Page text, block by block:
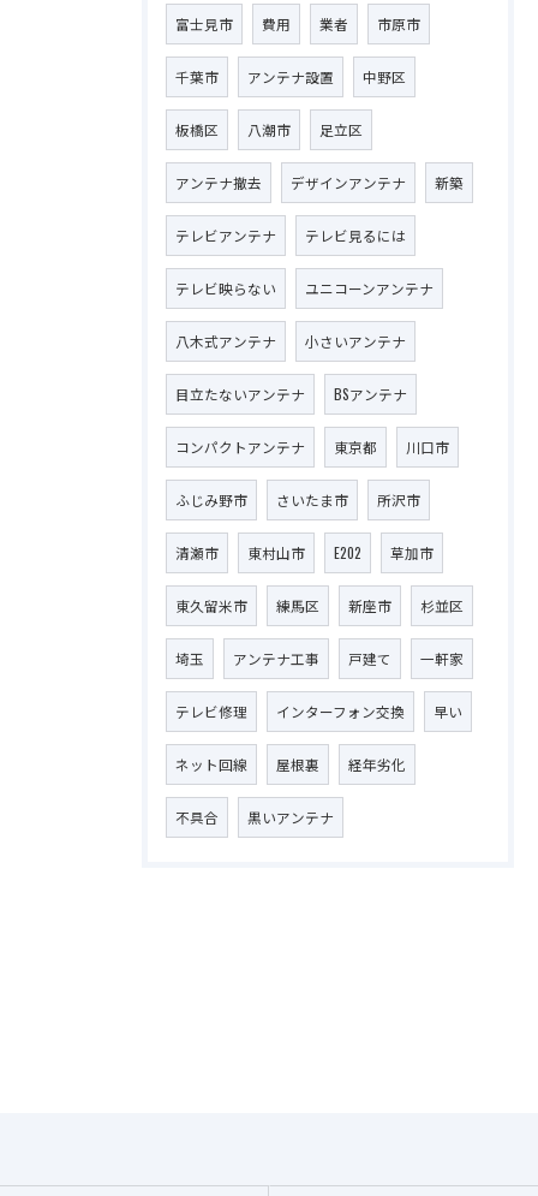
富士見市 費用 業者 市原市
千葉市 アンテナ設置 中野区
板橋区 八潮市 足立区
アンテナ撤去 デザインアンテナ 新築
テレビアンテナ テレビ見るには
テレビ映らない ユニコーンアンテナ
八木式アンテナ 小さいアンテナ
目立たないアンテナ BSアンテナ
コンパクトアンテナ 東京都 川口市
ふじみ野市 さいたま市 所沢市
清瀬市 東村山市 E202 草加市
東久留米市 練馬区 新座市 杉並区
埼玉 アンテナ工事 戸建て 一軒家
テレビ修理 インターフォン交換 早い
ネット回線 屋根裏 経年劣化
不具合 黒いアンテナ